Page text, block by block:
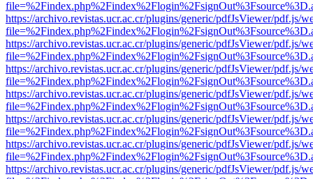
https://archivo.revistas.ucr.ac.cr/plugins/generic/pdfJsViewer/pdf.js/
https://archivo.revistas.ucr.ac.cr/plugins/generic/pdfJsViewer/pdf.js/
https://archivo.revistas.ucr.ac.cr/plugins/generic/pdfJsViewer/pdf.js/
https://archivo.revistas.ucr.ac.cr/plugins/generic/pdfJsViewer/pdf.js/
https://archivo.revistas.ucr.ac.cr/plugins/generic/pdfJsViewer/pdf.js/
https://archivo.revistas.ucr.ac.cr/plugins/generic/pdfJsViewer/pdf.js/
https://archivo.revistas.ucr.ac.cr/plugins/generic/pdfJsViewer/pdf.js/